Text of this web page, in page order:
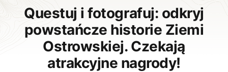
Kontakt
Questuj i fotografuj: odkryj
powstańcze historie Ziemi
Ostrowskiej. Czekają
atrakcyjne nagrody!